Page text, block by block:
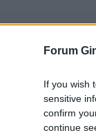
Forum
If you wish
sensitive
confirm
continue
ktory potrafilby